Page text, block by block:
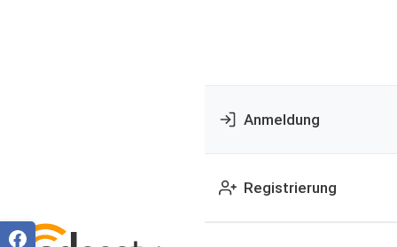
Anmeldung
Registrierung